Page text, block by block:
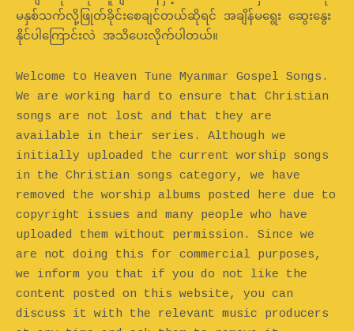
မနှစ်သက်လို့ဖြုတ်ခိုင်းစေချင်တယ်ဆိုရင် အချိန်မရွေး ဆွေးနွေး
နိုင်ပါကြောင်းလဲ အသိပေးလိုက်ပါတယ်။
Welcome to Heaven Tune Myanmar Gospel Songs.
We are working hard to ensure that Christian
songs are not lost and that they are
available in their series. Although we
initially uploaded the current worship songs
in the Christian songs category, we have
removed the worship albums posted here due to
copyright issues and many people who have
uploaded them without permission. Since we
are not doing this for commercial purposes,
we inform you that if you do not like the
content posted on this website, you can
discuss it with the relevant music producers